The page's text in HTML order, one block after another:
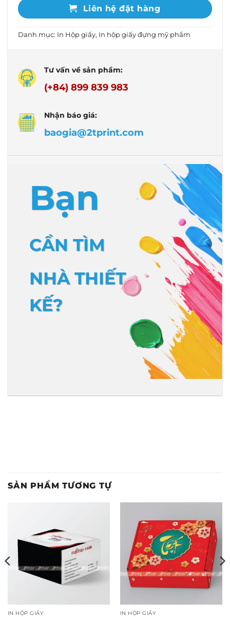
Liên hệ đặt hàng
Danh mục: In Hộp giấy, In hộp giấy đựng mỹ phẩm
Tư vấn về sản phẩm:
(+84) 899 839 983
Nhận báo giá:
baogia@2tprint.com
Bạn
CẦN TÌM
NHÀ THIẾT
KẾ?
SẢN PHẨM TƯƠNG TỰ
IN HỘP GIẤY IN HỘP GIẤY